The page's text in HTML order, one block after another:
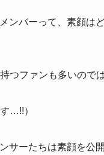
メンバーって、素顔
つファンも多いので
…!!）
サーたちは素顔を公